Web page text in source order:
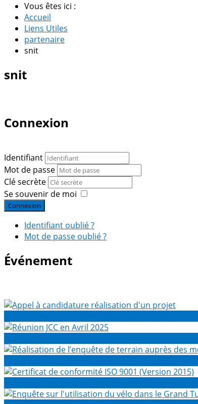
Vous êtes ici :
Accueil
Liens Utiles
partenaire
snit
snit
Connexion
Identifiant
Mot de passe
Clé secrète
Se souvenir de moi
Connexion
Identifiant oublié ?
Mot de passe oublié ?
Événement